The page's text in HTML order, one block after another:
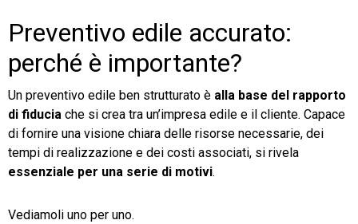
Preventivo edile accurato:
perché è importante?
Un preventivo edile ben strutturato è alla base del rapporto
di fiducia che si crea tra un’impresa edile e il cliente. Capace
di fornire una visione chiara delle risorse necessarie, dei
tempi di realizzazione e dei costi associati, si rivela
essenziale per una serie di motivi.
Vediamoli uno per uno.